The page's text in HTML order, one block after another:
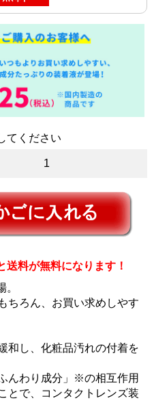
てください
1
送料が無料になります！
ちろん、お買い求めしやす
和し、化粧品汚れの付着を
んわり成分」※の相互作用
とで、コンタクトレンズ装